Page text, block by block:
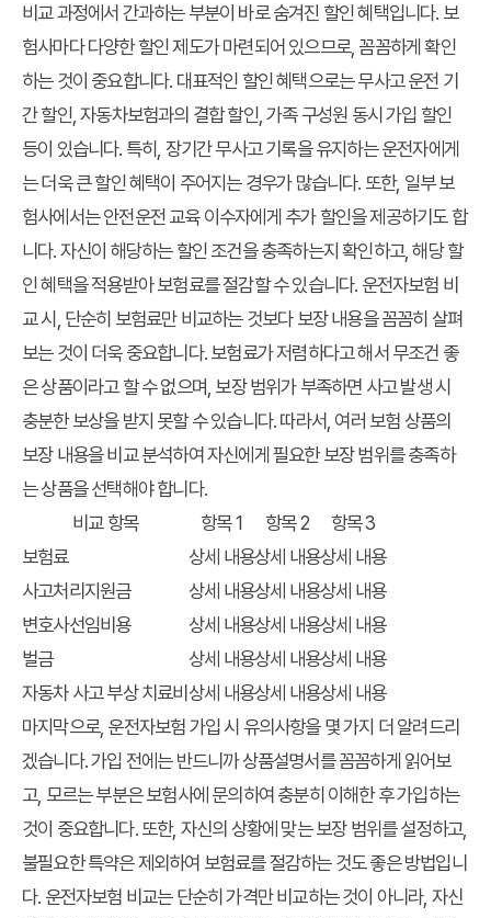
비교 과정에서 간과하는 부분이 바로 숨겨진 할인 혜택입니다. 보
험사마다 다양한 할인 제도가 마련되어 있으므로, 꼼꼼하게 확인
하는 것이 중요합니다. 대표적인 할인 혜택으로는 무사고 운전 기
간 할인, 자동차보험과의 결합 할인, 가족 구성원 동시 가입 할인
등이 있습니다. 특히, 장기간 무사고 기록을 유지하는 운전자에게
는 더욱 큰 할인 혜택이 주어지는 경우가 많습니다. 또한, 일부 보
험사에서는 안전운전 교육 이수자에게 추가 할인을 제공하기도 합
니다. 자신이 해당하는 할인 조건을 충족하는지 확인하고, 해당 할
인 혜택을 적용받아 보험료를 절감할 수 있습니다. 운전자보험 비
교 시, 단순히 보험료만 비교하는 것보다 보장 내용을 꼼꼼히 살펴
보는 것이 더욱 중요합니다. 보험료가 저렴하다고 해서 무조건 좋
은 상품이라고 할 수 없으며, 보장 범위가 부족하면 사고 발생 시
충분한 보상을 받지 못할 수 있습니다. 따라서, 여러 보험 상품의
보장 내용을 비교 분석하여 자신에게 필요한 보장 범위를 충족하
는 상품을 선택해야 합니다.
비교 항목
항목 1 항목 2
항목 3
보험료
상세 내용상세 내용상세 내용
사고처리지원금
상세 내용상세 내용상세 내용
변호사선임비용
상세 내용상세 내용상세 내용
벌금
상세 내용상세 내용상세 내용
자동차 사고 부상 치료비 상세 내용상세 내용상세 내용
마지막으로, 운전자보험 가입 시 유의사항을 몇 가지 더 알려드리
겠습니다. 가입 전에는 반드니까 상품설명서를 꼼꼼하게 읽어보
고, 모르는 부분은 보험사에 문의하여 충분히 이해한 후 가입하는
것이 중요합니다. 또한, 자신의 상황에 맞는 보장 범위를 설정하고,
불필요한 특약은 제외하여 보험료를 절감하는 것도 좋은 방법입니
다. 운전자보험 비교는 단순히 가격만 비교하는 것이 아니라, 자신